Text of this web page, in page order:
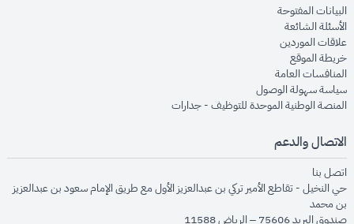
البيانات المفتوحةopens in new window
الأسئلة الشائعةopens in new window
علاقات الموردينopens in new window
خريطة الموقعopens in new window
المنافسات العامةopens in new window
سياسة سهولة الوصولopens in new window
المنصة الوطنية الموحدة للتوظيف - جداراتopens in new window
الاتصال والدعم
اتصل بنا
حي النخيل - تقاطع الأمير تركي بن عبدالعزيز الأول مع طريق الإمام سعود بن عبدالعزيز
بن محمد
صندوق البريد 75606 – الرياض 11588